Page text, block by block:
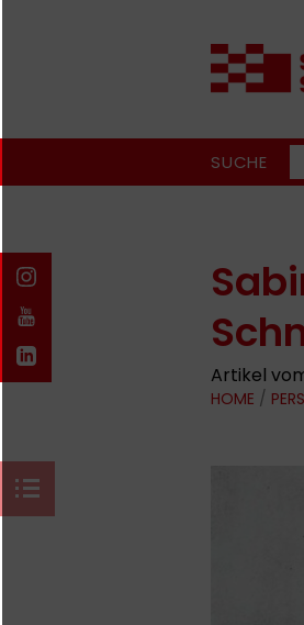
SUCHE
Artikel
HOME /